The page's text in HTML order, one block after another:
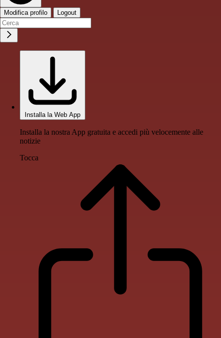
Modifica profilo Logout
Installa la Web App
Installa la nostra App gratuita e accedi più velocemente alle
notizie
Tocca